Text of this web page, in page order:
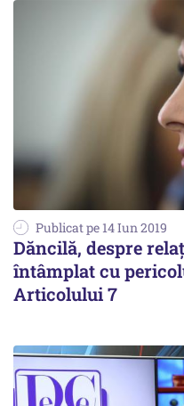
Publicat pe 14 Iun 2019
Dăncilă, despre
întâmplat cu
Articolului 7